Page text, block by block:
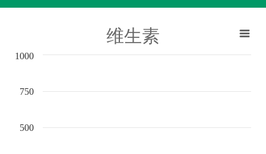
维生素
500
750
1000